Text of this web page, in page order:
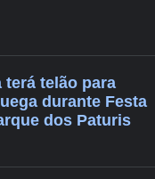
terá telão para
durante Festa
dos Paturis